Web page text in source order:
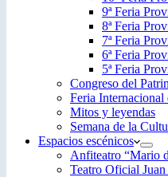
9ª Feria
8ª Feria
7ª Feria
6ª Feria
5ª Feria
Congreso del
Feria
Mitos y leyendas
Semana de la
Espacios escénicos
Anfiteatro “Mario
Teatro Oficial Juan